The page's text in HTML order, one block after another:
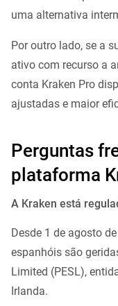
uma alternativa
Por outro lado, se a
ativo com recurso a
conta Kraken Pro
ajustadas e maior
Perguntas
plataforma
A Kraken está
Desde 1 de agosto
espanhóis são
Limited (PESL),
Irlanda.